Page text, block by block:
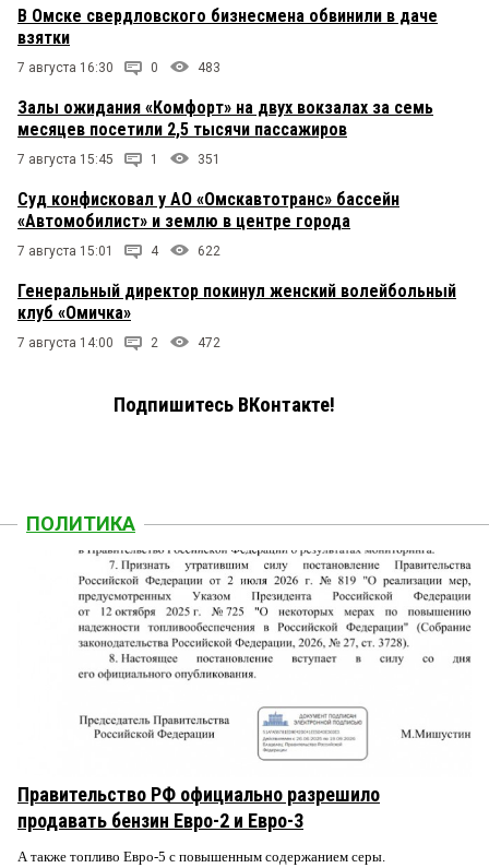
В Омске свердловского бизнесмена обвинили в даче
взятки
7 августа 16:30 0 483
Залы ожидания «Комфорт» на двух вокзалах за семь
месяцев посетили 2,5 тысячи пассажиров
7 августа 15:45 1 351
Суд конфисковал у АО «Омскавтотранс» бассейн
«Автомобилист» и землю в центре города
7 августа 15:01 4 622
Генеральный директор покинул женский волейбольный
клуб «Омичка»
7 августа 14:00 2 472
Подпишитесь ВКонтакте!
ПОЛИТИКА
Правительство РФ официально разрешило
продавать бензин Евро-2 и Евро-3
А также топливо Евро-5 с повышенным содержанием серы.